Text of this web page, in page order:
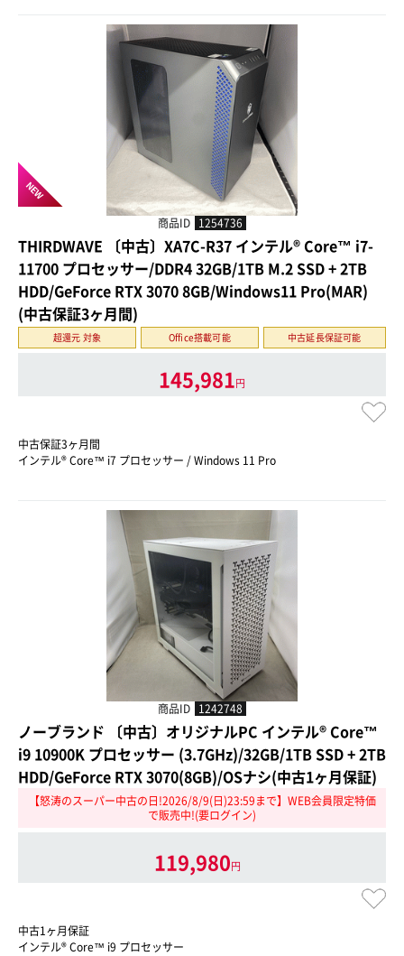
NEW
商品ID 1254736
THIRDWAVE 〔中古〕XA7C-R37 インテル® Core™ i7-
11700 プロセッサー/DDR4 32GB/1TB M.2 SSD + 2TB
HDD/GeForce RTX 3070 8GB/Windows11 Pro(MAR)
(中古保証3ヶ月間)
超還元 対象 Office搭載可能 中古延長保証可能
145,981円
中古保証3ヶ月間
インテル® Core™ i7 プロセッサー / Windows 11 Pro
商品ID 1242748
ノーブランド 〔中古〕オリジナルPC インテル® Core™
i9 10900K プロセッサー (3.7GHz)/32GB/1TB SSD + 2TB
HDD/GeForce RTX 3070(8GB)/OSナシ(中古1ヶ月保証)
【怒涛のスーパー中古の日!2026/8/9(日)23:59まで】WEB会員限定特価
で販売中!(要ログイン)
119,980円
中古1ヶ月保証
インテル® Core™ i9 プロセッサー